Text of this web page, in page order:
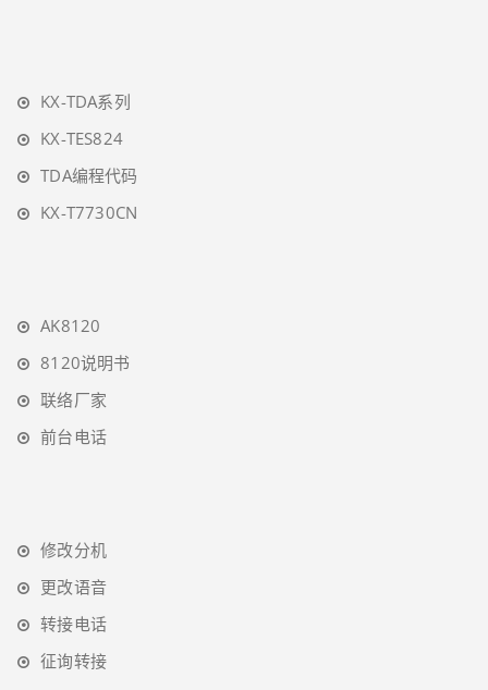
KX-TDA系列
KX-TES824
TDA编程代码
KX-T7730CN
AK8120
8120说明书
联络厂家
前台电话
修改分机
更改语音
转接电话
征询转接